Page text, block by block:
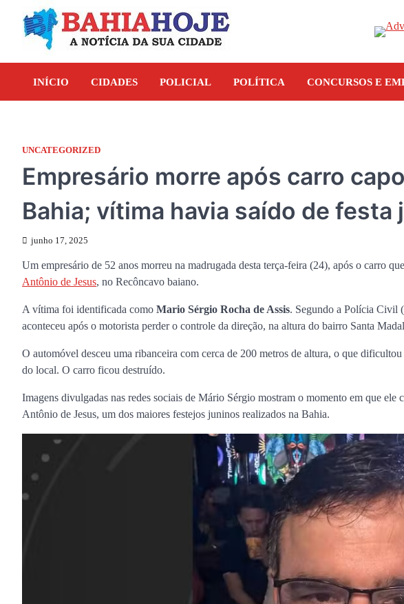
content
INÍCIO CIDADES POLICIAL POLÍTICA CONCURSOS E
UNCATEGORIZED
Empresário morre após carro
Bahia; vítima havia saído de festa
junho 17, 2025
Um empresário de 52 anos morreu na madrugada desta terça-feira (24), após o carro
Antônio de Jesus, no Recôncavo baiano.
A vítima foi identificada como Mario Sérgio Rocha de Assis. Segundo a Polícia Civil
aconteceu após o motorista perder o controle da direção, na altura do bairro Santa
O automóvel desceu uma ribanceira com cerca de 200 metros de altura, o que
do local. O carro ficou destruído.
Imagens divulgadas nas redes sociais de Mário Sérgio mostram o momento em que ele
Antônio de Jesus, um dos maiores festejos juninos realizados na Bahia.